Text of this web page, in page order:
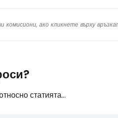
ако кликнете върху
статията...